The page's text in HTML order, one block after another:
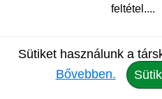
feltétel....
nézd
Sütiket használunk a
Bővebben.